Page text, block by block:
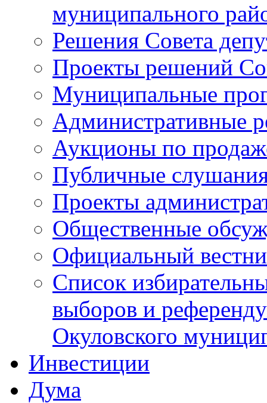
муниципального
Решения Совета
Проекты решений
Муниципальные
Административные
Аукционы по
Публичные
Проекты
Общественные
Официальный
Список
выборов и
Окуловского
Инвестиции
Дума